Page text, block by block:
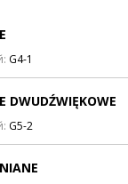
G4-1
DWUDŹWIĘKOWE
G5-2